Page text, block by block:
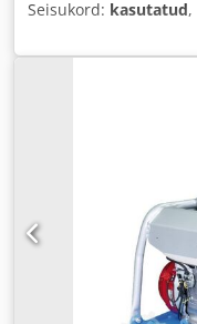
Seisukord: kasutatud,